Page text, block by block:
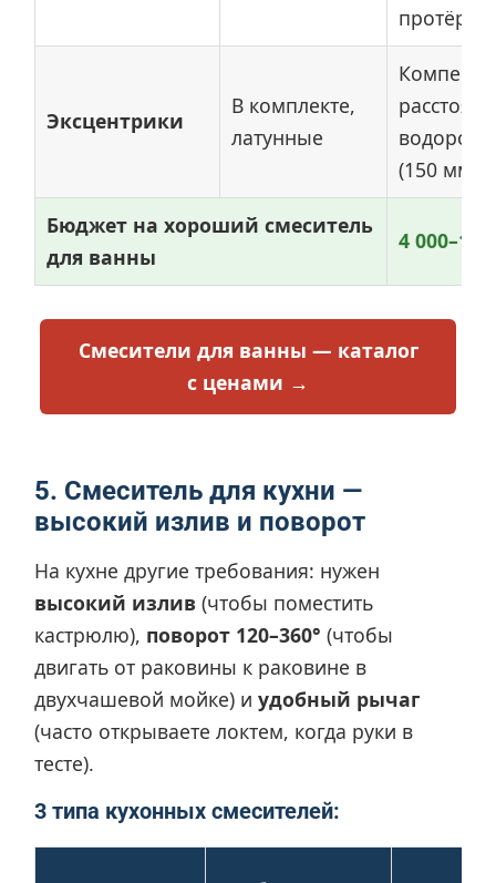
протёр
Эксцентрики
В комплекте,
латунные
(150 мм
Бюджет на хороший смеситель
для ванны
4 000–12
Смесители для ванны — каталог
с ценами →
5. Смеситель для кухни —
высокий излив и поворот
На кухне другие требования: нужен
высокий излив (чтобы поместить
кастрюлю), поворот 120–360° (чтобы
двигать от раковины к раковине в
двухчашевой мойке) и удобный рычаг
(часто открываете локтем, когда руки в
тесте).
3 типа кухонных смесителей: